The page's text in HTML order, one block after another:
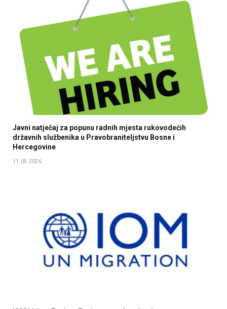
Javni natječaj za popunu radnih mjesta rukovodećih
državnih službenika u Pravobraniteljstvu Bosne i
Hercegovine
11.05.2026